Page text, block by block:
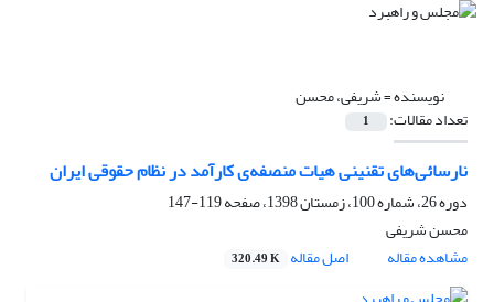
نویسنده =شریفی، محسن
تعداد مقالات: 1
نارسائی‌های تقنینی هیات منصفه‌ی کارآمد در نظام حقوقی ایران
دوره 26، شماره 100، زمستان 1398، صفحه
119-147
محسن شریفی
مشاهده مقاله
اصل مقاله 320.49 K